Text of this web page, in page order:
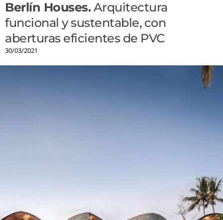
Berlín Houses.Arquitectura
funcional y sustentable, con
aberturas eficientes de PVC
30/03/2021